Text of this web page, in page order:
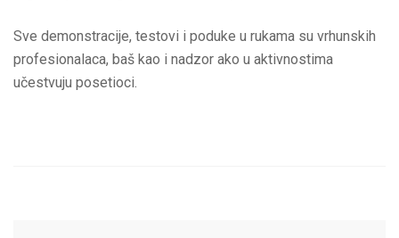
Sve demonstracije, testovi i poduke u rukama su vrhunskih
profesionalaca, baš kao i nadzor ako u aktivnostima
učestvuju posetioci.